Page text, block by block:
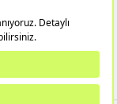
HP LED Monitör